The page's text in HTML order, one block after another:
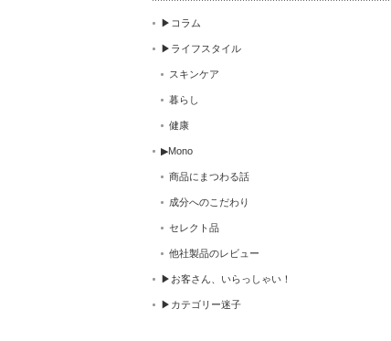
▶コラム
▶ライフスタイル
スキンケア
暮らし
健康
▶Mono
商品にまつわる話
成分へのこだわり
セレクト品
他社製品のレビュー
▶お客さん、いらっしゃい！
▶カテゴリー迷子